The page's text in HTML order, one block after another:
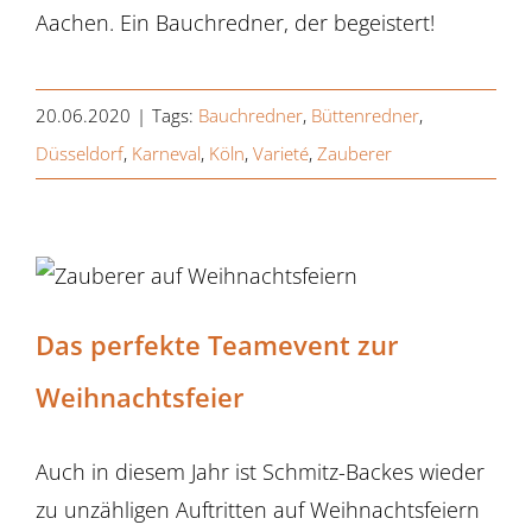
Aachen. Ein Bauchredner, der begeistert!
20.06.2020 | Tags: Bauchredner, Büttenredner,
Düsseldorf, Karneval, Köln, Varieté, Zauberer
Das perfekte Teamevent zur
Weihnachtsfeier
Auch in diesem Jahr ist Schmitz-Backes wieder
zu unzähligen Auftritten auf Weihnachtsfeiern